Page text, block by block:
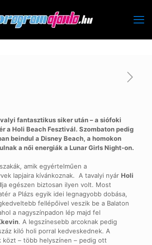
fantasztikus siker után – a siófoki
a Holi Beach Fesztivál. Szombaton pedig
beindul a Disney Beach, a homokon
a női energiák a Lunar Girls Night-on.
amik egyértelműen a
lapjaira kívánkoznak. A tavalyi nyár Holi
ja egészen biztosan ilyen volt. Most
a Plázs egyik idei legnagyobb dobása,
fellépőivel veszik be a Balaton
a nagyszínpadon lép majd fel
. A legszínesebb arcoknak pedig
kiló holi porral kedveskednek. A
közt – több helyszínen – pedig ott